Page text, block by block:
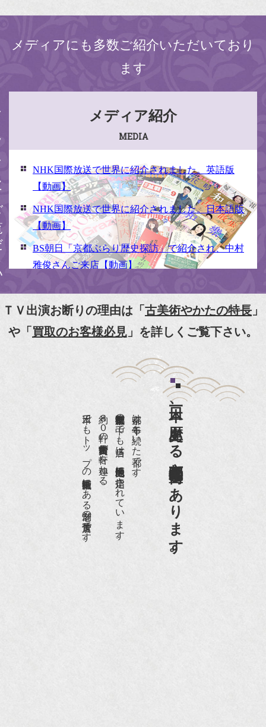
メディアにも多数ご紹介いただいており
ます
い メディア紹介
MEDIA
NHK国際放送で世界に紹介されました。英語版
【動画】
NHK国際放送で世界に紹介されました。日本語版
【動画】
BS朝日「京都ぶらり歴史探訪」で紹介され、中村
雅俊さんご来店【動画】
【動画】
『京都新聞』とKBS京都で鴨東まちなか美術館を
『和楽』7月号 樋口可南子さんがお店へ！！
『樋口可南子の古寺散歩』（5月17日発行）
NHK「趣味Do楽」とよた真帆さんご来店！【動
NHK『美の壺』（4月24日放送）
『和楽』10月号
『Hanako 京都案内』
『FIGARO japon』12月号
ＴＶ出演お断りの理由は「古美術やかたの特長 」
や「買取のお客様必見 」を詳しくご覧下さい。
日本一、歴史ある
京都祇園骨董街にあります。
京都は千年も続いた都です。
京都祇園骨董街の中でも当店は、歴史的保全地区に指定されています。
約８０軒の古美術骨董商が軒を連ねる、
日本でもトップの祇園骨董街にある老舗の骨董店です。